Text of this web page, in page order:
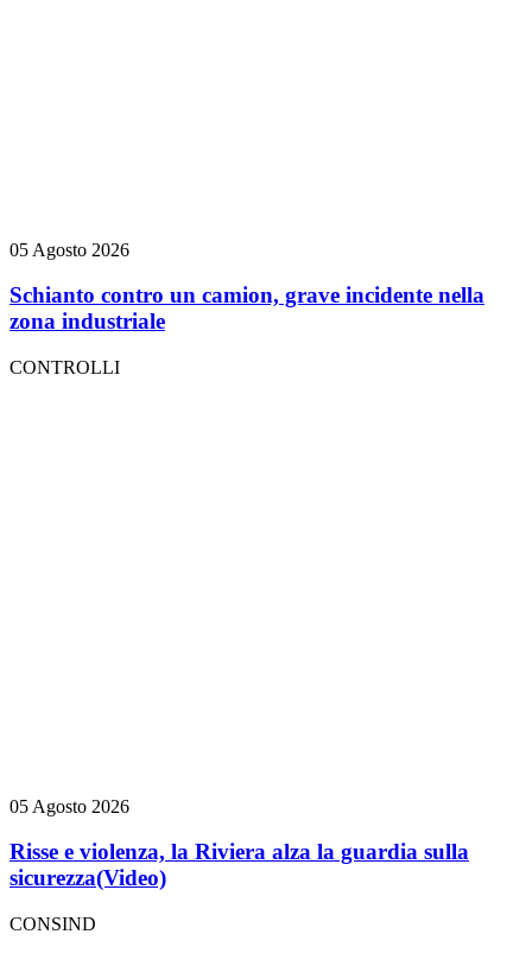
05 Agosto 2026
Schianto contro un camion, grave incidente nella
zona industriale
CONTROLLI
05 Agosto 2026
Risse e violenza, la Riviera alza la guardia sulla
sicurezza(Video)
CONSIND